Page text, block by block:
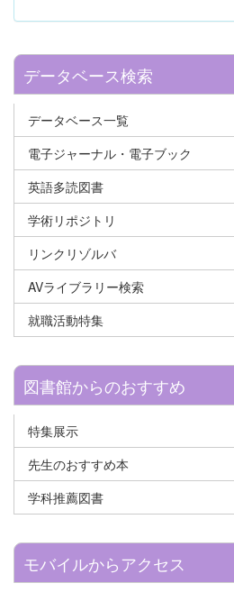
データベース検索
データベース一覧
電子ジャーナル・電子ブック
英語多読図書
学術リポジトリ
リンクリゾルバ
AVライブラリー検索
就職活動特集
図書館からのおすすめ
特集展示
先生のおすすめ本
学科推薦図書
モバイルからアクセス